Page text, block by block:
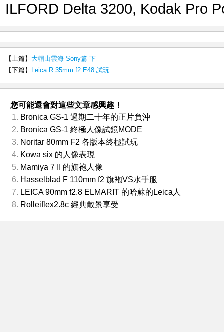
ILFORD Delta 3200, Kodak Pro
【上篇】 大帽山雲海 Sony篇 下
【下篇】
Leica R 35mm f2 E48 試玩
您可能還會對這些文章感興趣！
Bronica GS-1 過期二十年的正片負沖
Bronica GS-1 終極人像試鏡MODE
Noritar 80mm F2 各版本終極試玩
Kowa six 的人像表現
Mamiya 7 II 的旗袍人像
Hasselblad F 110mm f2 旗袍VS水手服
LEICA 90mm f2.8 ELMARIT 的哈蘇的Leica人
Rolleiflex2.8c 經典散景享受